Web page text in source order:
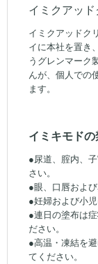
イミクアッ
イミクアッドク
イに本社を置き
うグレンマーク
んが、個人での
ます。
イミキモド
●尿道、腟内、
さい。
●眼、口唇およ
●妊婦および小
●連日の塗布は
ださい。
●高温・凍結を
てください。